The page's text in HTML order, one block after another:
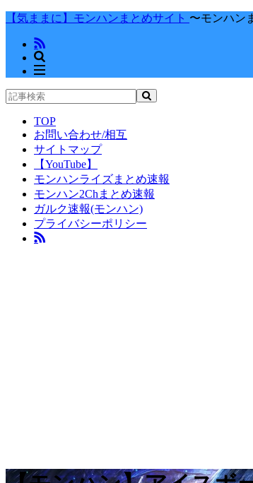
【気ままに】モンハンまとめサイト 〜モンハン
TOP
お問い合わせ/相互
サイトマップ
【YouTube】
モンハンライズまとめ速報
モンハン2Chまとめ速報
ガルク速報(モンハン)
プライバシーポリシー